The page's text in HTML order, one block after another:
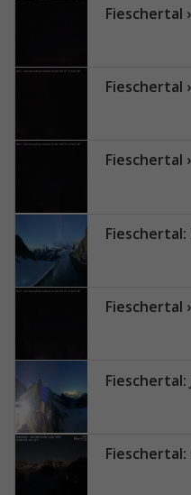
Fieschertal ›
Fieschertal ›
Fieschertal ›
Fieschertal ›
Fieschertal: Konkordiahütte - Trugberg -